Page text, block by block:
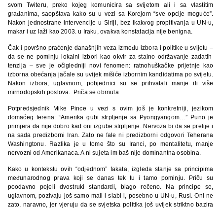
svom Twiteru, preko kojeg komunicira sa svijetom ali i sa vlastitim
građanima, saopštava kako su u vezi sa Korejom “sve opcije moguće”.
Nakon jednostrane intervencije u Siriji, bez ikakvog propitivanja u UN-u,
makar i uz laži kao 2003. u Iraku, ovakva konstatacija nije benigna.
Čak i površno praćenje današnjih veza između izbora i politike u svijetu –
da se ne pominju lokalni izbori kao okvir za stalno održavanje zadatih
tenzija – sve je očigledniji novi fenomen: ratnohuškačke prijetnje kao
izborna obećanja jačale su uvijek mišiće izbornim kandidatima po svijetu.
Nakon izbora, uglavnom, pobjednici su se prihvatali manje ili više
mirnodopskih poslova. Priča se obrnula
Potpredsjednik Mike Pince u vezi s ovim još je konkretniji, jezikom
domaćeg terena: “Amerika gubi strpljenje sa Pyongyangom…” Puno je
primjera da nije dobro kad oni izgube strpljenje. Nervoza bi da se prelije i
na sada predizborni Iran. Zato ne fale ni predizborni odgovori Teherana
Washingtonu. Razlika je u tome što su Iranci, po mentalitetu, manje
nervozni od Amerikanaca. A ni sujeta im baš nije dominantna osobina.
Kako u kontekstu ovih “odjednom” fakata, izgleda stanje sa principima
međunarodnog prava koji se danas tek tu i tamo pominju. Priču su
poodavno pojeli dvostruki standardi, blago rečeno. Na principe se,
uglavnom, pozivaju još samo mali i slabi i, posebno u UN-u, Rusi. Oni ne
zato, naravno, jer vjeruju da se svjetska politika još uvijek striktno bazira